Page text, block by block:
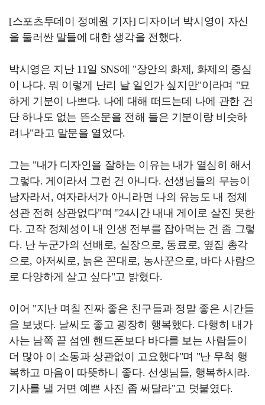
[스포츠투데이 정예원 기자] 디자이너 박시영이 자신
을 둘러싼 말들에 대한 생각을 전했다.
박시영은 지난 11일 SNS에 "장안의 화제, 화제의 중심
이 나다. 뭐 이렇게 난리 날 일인가 싶지만"이라며 "묘
하게 기분이 나쁘다. 나에 대해 떠드는데 나에 관한 건
단 하나도 없는 뜬소문을 전해 들은 기분이랑 비슷하
려나"라고 말문을 열었다.
그는 "내가 디자인을 잘하는 이유는 내가 열심히 해서
그렇다. 게이라서 그런 건 아니다. 선생님들의 무능이
남자라서, 여자라서가 아니라면 나의 유능도 내 정체
성관 전혀 상관없다"며 "24시간 내내 게이로 살진 못한
다. 고작 정체성이 내 인생 전부를 잡아먹는 건 좀 그렇
다. 난 누군가의 선배로, 실장으로, 동료로, 옆집 총각
으로, 아저씨로, 늙은 꼰대로, 농사꾼으로, 바다 사람으
로 다양하게 살고 싶다"고 밝혔다.
이어 "지난 며칠 진짜 좋은 친구들과 정말 좋은 시간들
을 보냈다. 날씨도 좋고 굉장히 행복했다. 다행히 내가
사는 남쪽 끝 섬엔 핸드폰보다 바다를 보는 사람들이
더 많아 이 소동과 상관없이 고요했다"며 "난 무척 행
복하고 마음이 따뜻하니 좋다. 선생님들, 행복하시라.
기사를 낼 거면 예쁜 사진 좀 써달라"고 덧붙였다.